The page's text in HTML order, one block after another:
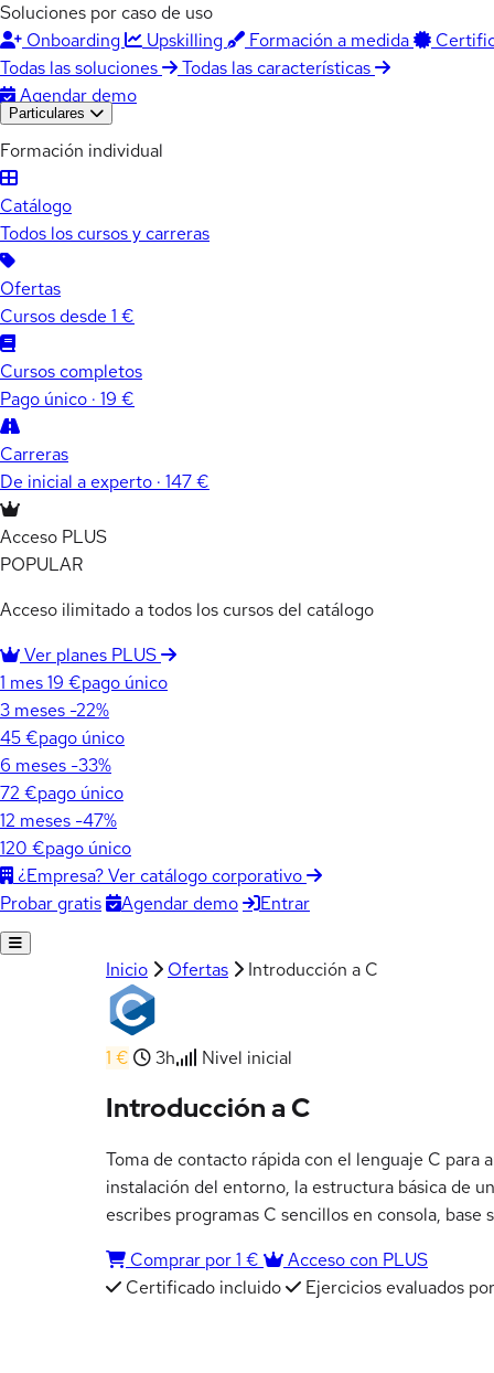
Soluciones por caso de uso
Onboarding
Upskilling Formación a medida
Todas las soluciones
Todas las características
Agendar demo
Particulares
Formación individual
Catálogo
Todos los cursos y carreras
Ofertas
Cursos desde 1 €
Cursos completos
Pago único · 19 €
Carreras
De inicial a experto · 147 €
Acceso PLUS
POPULAR
Acceso ilimitado a todos los cursos del catálogo
Ver planes PLUS
1 mes19 €pago único
3 meses -22%
45 €pago único
6 meses -33%
72 €pago único
12 meses -47%
120 €pago único
¿Empresa? Ver catálogo corporativo
Probar gratis
Agendar demo Entrar
Inicio Ofertas Introducción a C
1 € 3h Nivel inicial
Introducción a C
Toma de contacto rápida con el lenguaje C para
instalación del entorno, la estructura básica de
escribes programas C sencillos en consola,
Comprar por 1 €
Acceso con PLUS
Certificado incluido
Ejercicios evaluados